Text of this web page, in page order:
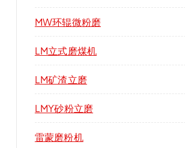
MW环辊微粉磨
LM立式磨煤机
LM矿渣立磨
LMY砂粉立磨
雷蒙磨粉机